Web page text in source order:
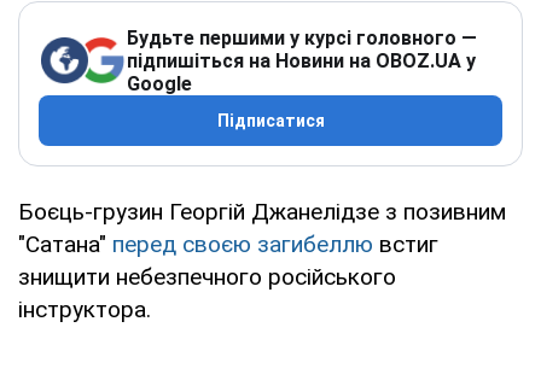
Будьте першими у курсі головного —
підпишіться на Новини на OBOZ.UA у
Google
Підписатися
Боєць-грузин Георгій Джанелідзе з позивним
"Сатана" перед своєю загибеллю встиг
знищити небезпечного російського
інструктора.